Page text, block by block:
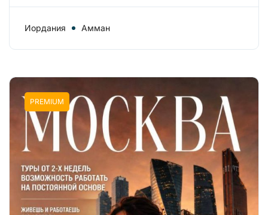
Иордания Амман
PREMIUM